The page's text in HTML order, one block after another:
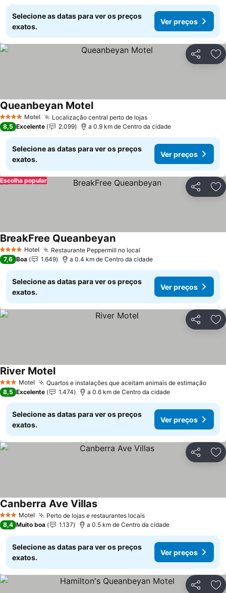
Selecione as datas para ver os preços
exatos.
Ver preços
Partilhar
4 EstrelasMotel Localização central perto de lojas
Queanbeyan Motel
8,5 Excelente 2.099 a 0.9 km de Centro da cidade
Selecione as datas para ver os preços
exatos.
Ver preços
Partilhar
Escolha popular
4 EstrelasHotel Restaurante Peppermill no local
BreakFree Queanbeyan
7,6 Boa 1.649 a 0.4 km de Centro da cidade
Selecione as datas para ver os preços
exatos.
Ver preços
Partilhar
3 EstrelasMotel Quartos e instalações que aceitam animais de estimação
River Motel
8,5 Excelente 1.474 a 0.6 km de Centro da cidade
Selecione as datas para ver os preços
exatos.
Ver preços
Partilhar
3 EstrelasMotel Perto de lojas e restaurantes locais
Canberra Ave Villas
8,4 Muito boa 1.137 a 0.5 km de Centro da cidade
Selecione as datas para ver os preços
exatos.
Ver preços
Partilhar